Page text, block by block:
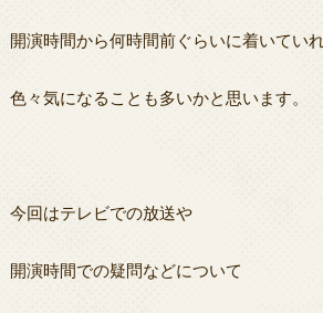
開演時間から何時間前ぐらいに着いてい
色々気になることも多いかと思います。
今回はテレビでの放送や
開演時間での疑問などについて